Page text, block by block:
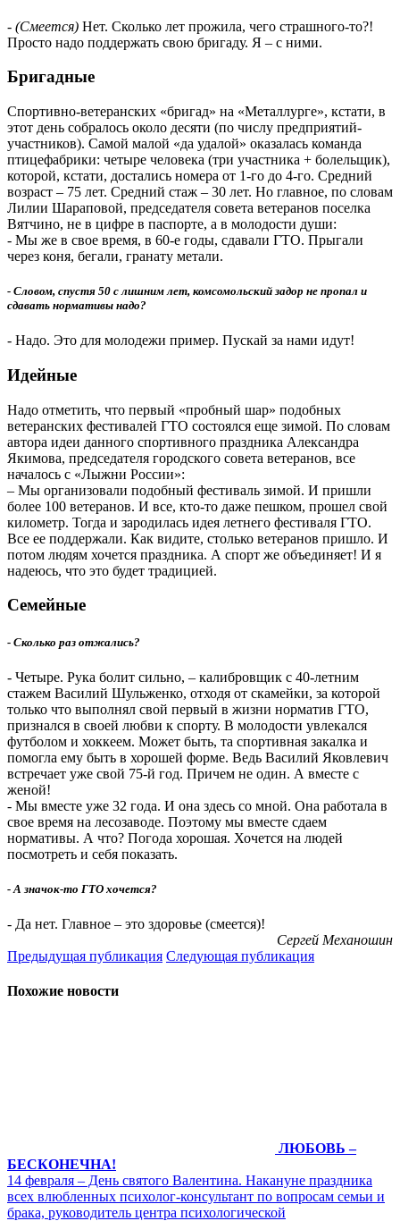
- (Смеется) Нет. Сколько лет прожила, чего страшного-то?!
Просто надо поддержать свою бригаду. Я – с ними.
Бригадные
Спортивно-ветеранских «бри­гад» на «Металлурге», кстати, в
этот день собралось около десяти (по числу предприя­тий-
участников). Самой малой «да удалой» оказалась команда
птицефабрики: четыре человека (три участника + болельщик),
которой, кстати, достались номера от 1-го до 4-го. Средний
возраст – 75 лет. Средний стаж – 30 лет. Но главное, по словам
Лилии Шараповой, председателя совета ветеранов поселка
Вятчино, не в цифре в паспорте, а в молодости души:
- Мы же в свое время, в 60-е годы, сдавали ГТО. Прыгали
через коня, бегали, гранату метали.
- Словом, спустя 50 с лишним лет, комсомольский задор не пропал и
сдавать нормативы надо?
- Надо. Это для молодежи пример. Пускай за нами идут!
Идейные
Надо отметить, что первый «пробный шар» подобных
ветеранских фестивалей ГТО состоялся еще зимой. По словам
автора идеи данного спортивного праздника Александра
Якимова, председателя городского совета ветеранов, все
началось с «Лыжни России»:
– Мы организовали подобный фестиваль зимой. И пришли
более 100 ветеранов. И все, кто-то даже пешком, прошел свой
километр. Тогда и зародилась идея летнего фестиваля ГТО.
Все ее поддержали. Как видите, столько ветеранов пришло. И
потом людям хочется праздника. А спорт же объединяет! И я
надеюсь, что это будет традицией.
Семейные
- Сколько раз отжались?
- Четыре. Рука болит сильно, – калибровщик с 40-летним
стажем Василий Шульженко, отходя от скамейки, за которой
только что выполнял свой первый в жизни норматив ГТО,
признался в своей любви к спорту. В молодости увлекался
футболом и хоккеем. Может быть, та спортивная закалка и
помогла ему быть в хорошей форме. Ведь Василий Яковлевич
встречает уже свой 75-й год. Причем не один. А вместе с
женой!
- Мы вместе уже 32 года. И она здесь со мной. Она работала в
свое время на лесозаводе. Поэтому мы вместе сдаем
нормативы. А что? Погода хорошая. Хочется на людей
посмотреть и себя показать.
- А значок-то ГТО хочется?
- Да нет. Главное – это здоровье (смеется)!
Сергей Механошин
Предыдущая публикация Следующая публикация
Похожие новости
ЛЮБОВЬ –
БЕСКОНЕЧНА!
14 февраля – День святого Валентина. Накануне праздника
всех влюбленных психолог-консультант по вопросам семьи и
брака, руководитель центра психологической